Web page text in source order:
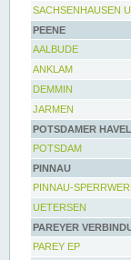
SACHSENHAUSEN
PEENE
AALBUDE
ANKLAM
DEMMIN
JARMEN
POTSDAMER HAVEL
POTSDAM
PINNAU
PINNAU-
UETERSEN
PAREYER
PAREY EP